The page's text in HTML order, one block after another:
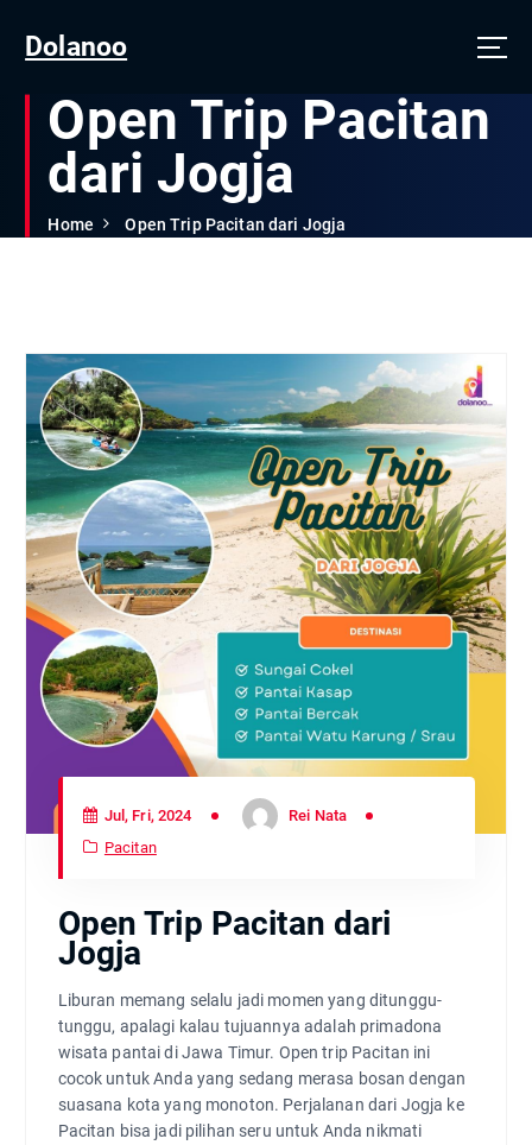
Dolanoo
Open Trip Pacitan
dari Jogja
Home Open Trip Pacitan dari Jogja
Jul, Fri, 2024
Rei Nata
Pacitan
Open Trip Pacitan dari
Jogja
Liburan memang selalu jadi momen yang ditunggu-
tunggu, apalagi kalau tujuannya adalah primadona
wisata pantai di Jawa Timur. Open trip Pacitan ini
cocok untuk Anda yang sedang merasa bosan dengan
suasana kota yang monoton. Perjalanan dari Jogja ke
Pacitan bisa jadi pilihan seru untuk Anda nikmati